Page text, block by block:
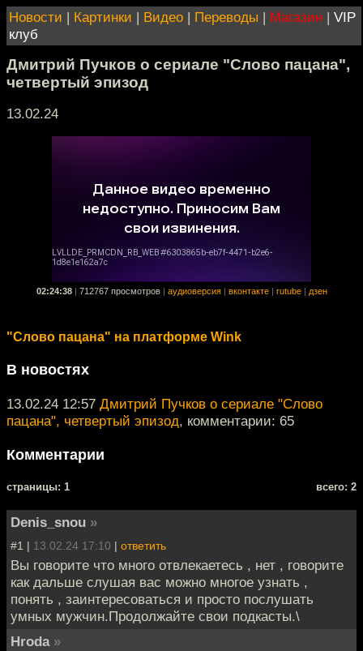
Новости | Картинки | Видео | Переводы | Магазин | VIP
клуб
Дмитрий Пучков о сериале "Слово пацана",
четвертый эпизод
13.02.24
02:24:38 712767 просмотров аудиоверсия вконтакте rutube дзен
"Слово пацана" на платформе Wink
В новостях
13.02.24 12:57 Дмитрий Пучков о сериале "Слово
пацана", четвертый эпизод, комментарии: 65
Комментарии
cтраницы: 1 всего: 2
Denis_snou »
#1 | 13.02.24 17:10 | ответить
Вы говорите что много отвлекаетесь , нет , говорите
как дальше слушая вас можно многое узнать ,
понять , заинтересоваться и просто послушать
умных мужчин.Продолжайте свои подкасты.\
Hroda »